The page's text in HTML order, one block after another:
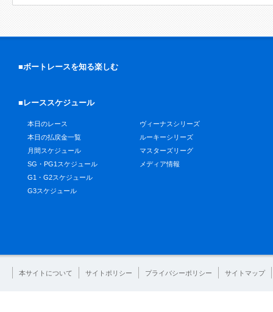
■ボートレースを知る楽しむ
■レーススケジュール
本日のレース
本日の払戻金一覧
月間スケジュール
SG・PG1スケジュール
G1・G2スケジュール
G3スケジュール
ヴィーナスシリーズ
ルーキーシリーズ
マスターズリーグ
メディア情報
本サイトについて サイトポリシー プライバシーポリシー サイトマップ